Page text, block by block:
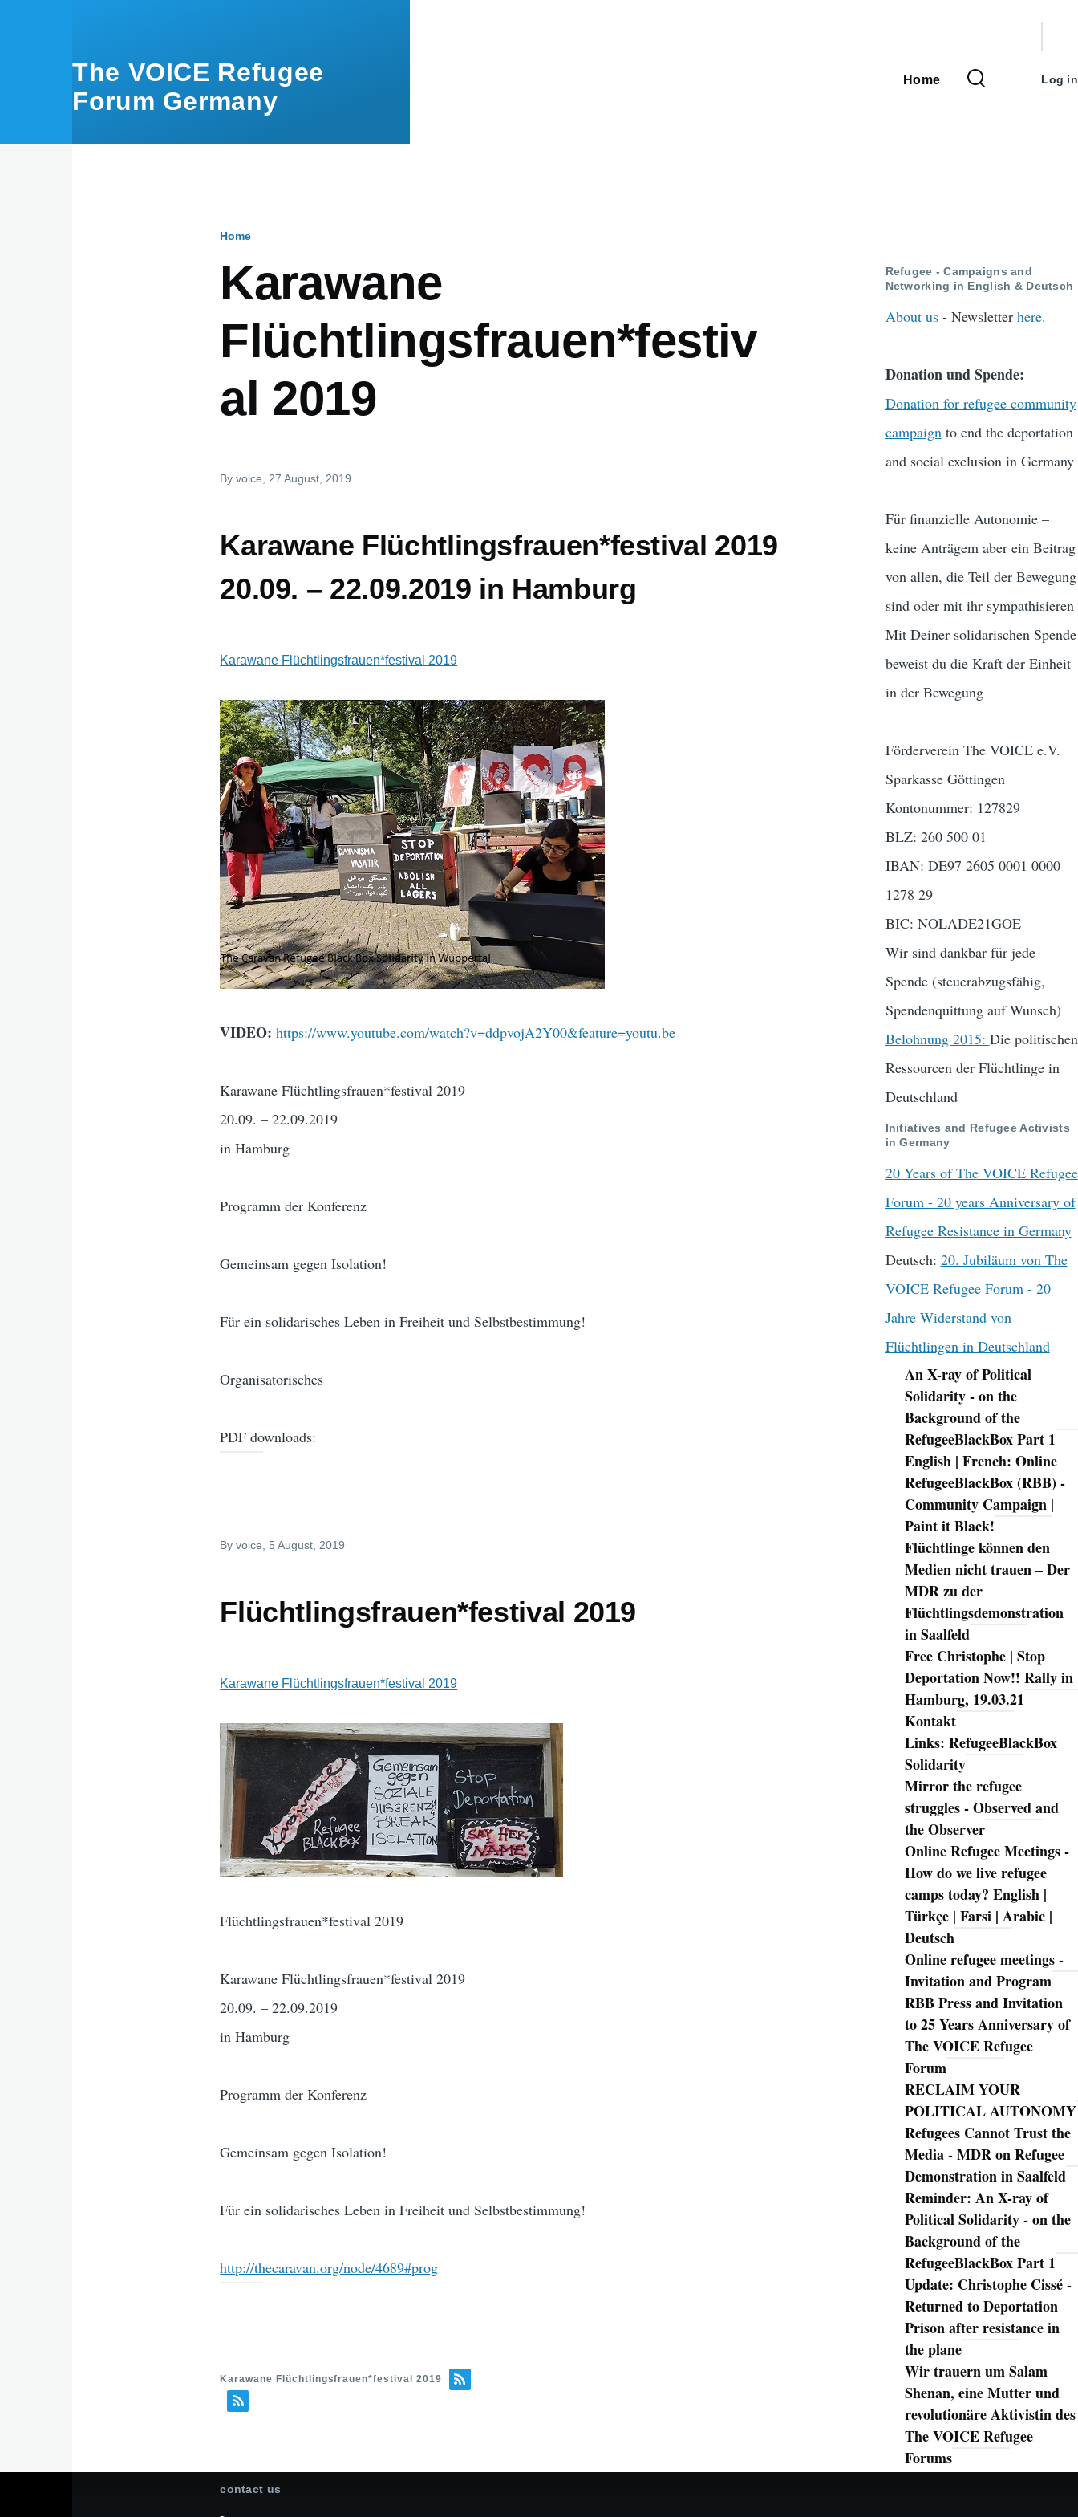
The VOICE Refugee
Forum Germany
Main
Home
menu
Log in
Home
Karawane
Flüchtlingsfrauen*festiv
al 2019
Byvoice , 27 August, 2019
Karawane Flüchtlingsfrauen*festival 2019
20.09. – 22.09.2019 in Hamburg
Karawane Flüchtlingsfrauen*festival 2019
VIDEO: https://www.youtube.com/watch?v=ddpvojA2Y00&feature=youtu.be
Karawane Flüchtlingsfrauen*festival 2019
20.09. – 22.09.2019
in Hamburg
Programm der Konferenz
Gemeinsam gegen Isolation!
Für ein solidarisches Leben in Freiheit und Selbstbestimmung!
Organisatorisches
PDF downloads:
Byvoice , 5 August, 2019
Flüchtlingsfrauen*festival 2019
Karawane Flüchtlingsfrauen*festival 2019
Flüchtlingsfrauen*festival 2019
Karawane Flüchtlingsfrauen*festival 2019
20.09. – 22.09.2019
in Hamburg
Programm der Konferenz
Gemeinsam gegen Isolation!
Für ein solidarisches Leben in Freiheit und Selbstbestimmung!
http://thecaravan.org/node/4689#prog
Karawane Flüchtlingsfrauen*festival 2019
Refugee - Campaigns and
Networking in English & Deutsch
About us- Newsletter here.
Donation und Spende:
Donation for refugee community
campaignto end the deportation
and social exclusion in Germany
Für finanzielle Autonomie –
keine Anträgem aber ein Beitrag
von allen, die Teil der Bewegung
sind oder mit ihr sympathisieren
Mit Deiner solidarischen Spende
beweist du die Kraft der Einheit
in der Bewegung
Förderverein The VOICE e.V.
Sparkasse Göttingen
Kontonummer: 127829
BLZ: 260 500 01
IBAN: DE97 2605 0001 0000
1278 29
BIC: NOLADE21GOE
Wir sind dankbar für jede
Spende (steuerabzugsfähig,
Spendenquittung auf Wunsch)
Belohnung 2015: Die politischen
Ressourcen der Flüchtlinge in
Deutschland
Initiatives and Refugee Activists
in Germany
20 Years of The VOICE Refugee
Forum - 20 years Anniversary of
Refugee Resistance in Germany
Deutsch: 20. Jubiläum von The
VOICE Refugee Forum - 20
Jahre Widerstand von
Flüchtlingen in Deutschland
Navigation
An X-ray of Political
Solidarity - on the
Background of the
RefugeeBlackBox Part 1
English | French: Online
RefugeeBlackBox (RBB) -
Community Campaign |
Paint it Black!
Flüchtlinge können den
Medien nicht trauen – Der
MDR zu der
Flüchtlingsdemonstration
in Saalfeld
Free Christophe | Stop
Deportation Now!! Rally in
Hamburg, 19.03.21
Kontakt
Links: RefugeeBlackBox
Solidarity
Mirror the refugee
struggles - Observed and
the Observer
Online Refugee Meetings -
How do we live refugee
camps today? English |
Türkçe | Farsi | Arabic |
Deutsch
Online refugee meetings -
Invitation and Program
RBB Press and Invitation
to 25 Years Anniversary of
The VOICE Refugee
Forum
RECLAIM YOUR
POLITICAL AUTONOMY
Refugees Cannot Trust the
Media - MDR on Refugee
Demonstration in Saalfeld
Reminder: An X-ray of
Political Solidarity - on the
Background of the
RefugeeBlackBox Part 1
Update: Christophe Cissé -
Returned to Deportation
Prison after resistance in
the plane
Wir trauern um Salam
Shenan, eine Mutter und
revolutionäre Aktivistin des
The VOICE Refugee
Forums
contact us